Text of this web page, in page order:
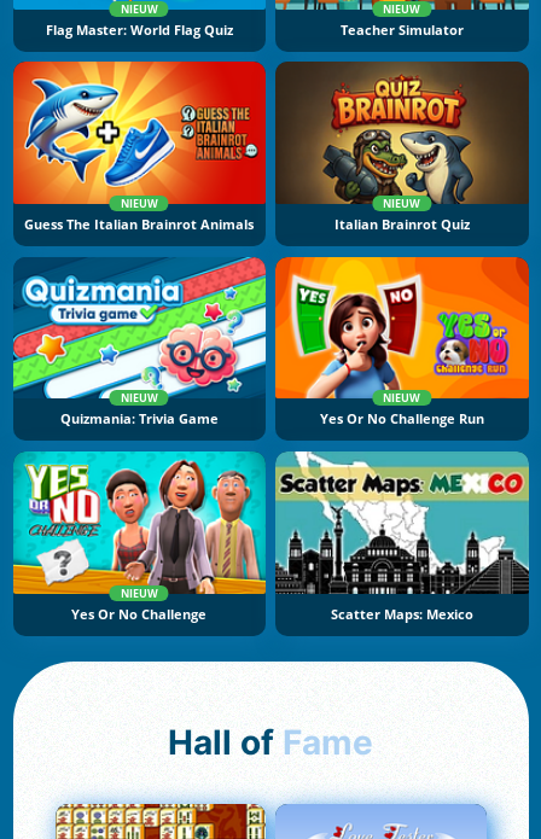
NIEUW
Flag Master: World Flag Quiz
NIEUW
Teacher Simulator
NIEUW
Guess The Italian Brainrot Animals
NIEUW
Italian Brainrot Quiz
NIEUW
Quizmania: Trivia Game
NIEUW
Yes Or No Challenge Run
NIEUW
Yes Or No Challenge Scatter Maps: Mexico
Hall of Fame